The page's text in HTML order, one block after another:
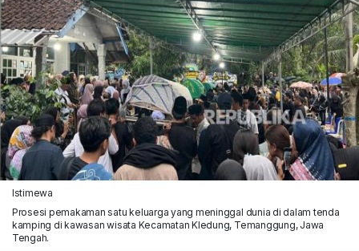
Istimewa
Prosesi pemakaman satu keluarga yang meninggal dunia di dalam tenda
kamping di kawasan wisata Kecamatan Kledung, Temanggung, Jawa
Tengah.